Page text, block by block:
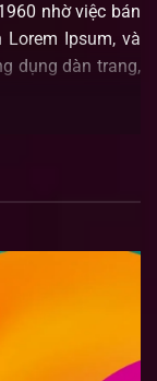
nhờ việc bán
Ipsum, và
dụng dàn trang,
tập trung vào
“Nội dung, nội
thật hơn, bình
diện web và
làm đoạn
“Lorem ipsum”